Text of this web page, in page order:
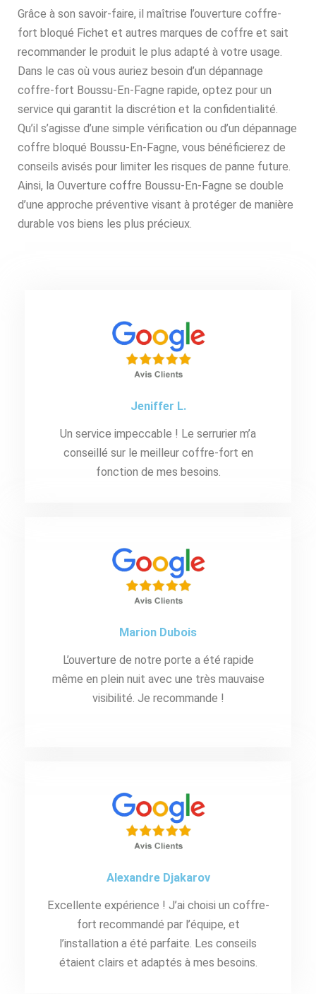
Grâce à son savoir-faire, il maîtrise l’ouverture coffre-
fort bloqué Fichet et autres marques de coffre et sait
recommander le produit le plus adapté à votre usage.
Dans le cas où vous auriez besoin d’un dépannage
coffre-fort Boussu-En-Fagne rapide, optez pour un
service qui garantit la discrétion et la confidentialité.
Qu’il s’agisse d’une simple vérification ou d’un dépannage
coffre bloqué Boussu-En-Fagne, vous bénéficierez de
conseils avisés pour limiter les risques de panne future.
Ainsi, la Ouverture coffre Boussu-En-Fagne se double
d’une approche préventive visant à protéger de manière
durable vos biens les plus précieux.
Jeniffer L.
Un service impeccable ! Le serrurier m’a
conseillé sur le meilleur coffre-fort en
fonction de mes besoins.
Marion Dubois
L’ouverture de notre porte a été rapide
même en plein nuit avec une très mauvaise
visibilité. Je recommande !
Alexandre Djakarov
Excellente expérience ! J’ai choisi un coffre-
fort recommandé par l’équipe, et
l’installation a été parfaite. Les conseils
étaient clairs et adaptés à mes besoins.